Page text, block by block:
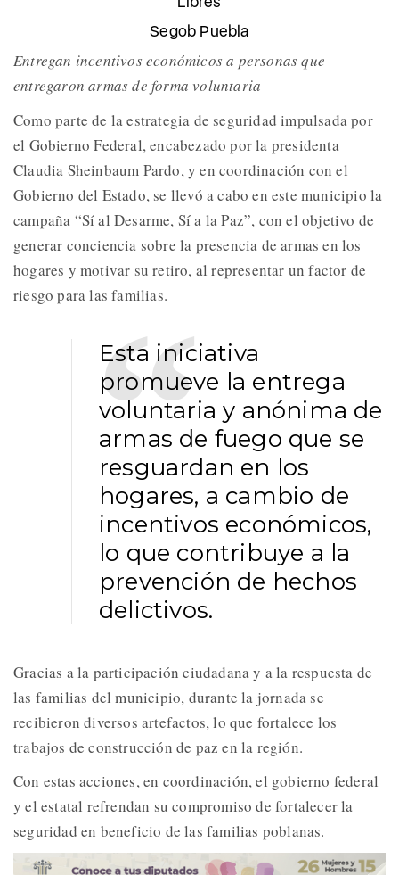
Segob Puebla
Entregan incentivos económicos a personas que
entregaron armas de forma voluntaria
Como parte de la estrategia de seguridad impulsada por
el Gobierno Federal, encabezado por la presidenta
Claudia Sheinbaum Pardo, y en coordinación con el
Gobierno del Estado, se llevó a cabo en este municipio la
campaña “Sí al Desarme, Sí a la Paz”, con el objetivo de
generar conciencia sobre la presencia de armas en los
hogares y motivar su retiro, al representar un factor de
riesgo para las familias.
Esta iniciativa
promueve la entrega
voluntaria y anónima de
armas de fuego que se
resguardan en los
hogares, a cambio de
incentivos económicos,
lo que contribuye a la
prevención de hechos
delictivos.
Gracias a la participación ciudadana y a la respuesta de
las familias del municipio, durante la jornada se
recibieron diversos artefactos, lo que fortalece los
trabajos de construcción de paz en la región.
Con estas acciones, en coordinación, el gobierno federal
y el estatal refrendan su compromiso de fortalecer la
seguridad en beneficio de las familias poblanas.